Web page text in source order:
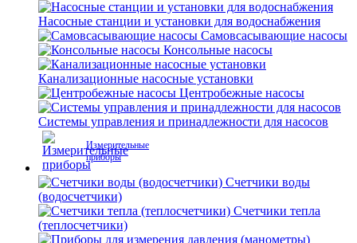
Насосные станции и установки для водоснабжения
Самовсасывающие насосы
Консольные насосы
Канализационные насосные установки
Центробежные насосы
Системы управления и принадлежности для насосов
Измерительные
приборы
Счетчики воды
(водосчетчики)
Счетчики тепла
(теплосчетчики)